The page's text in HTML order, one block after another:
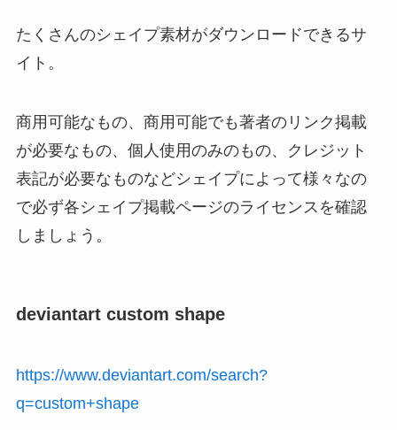
たくさんのシェイプ素材がダウンロードできるサ
イト。
商用可能なもの、商用可能でも著者のリンク掲載
が必要なもの、個人使用のみのもの、クレジット
表記が必要なものなどシェイプによって様々なの
で必ず各シェイプ掲載ページのライセンスを確認
しましょう。
deviantart custom shape
https://www.deviantart.com/search?
q=custom+shape